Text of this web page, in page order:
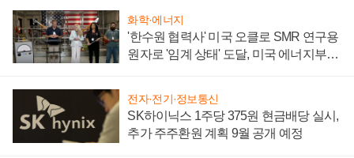
화학·에너지
'한수원 협력사' 미국 오클로 SMR 연구용
원자로 '임계 상태' 도달, 미국 에너지부
전자·전기·정보통신
SK하이닉스 1주당 375원 현금배당 실시,
추가 주주환원 계획 9월 공개 예정